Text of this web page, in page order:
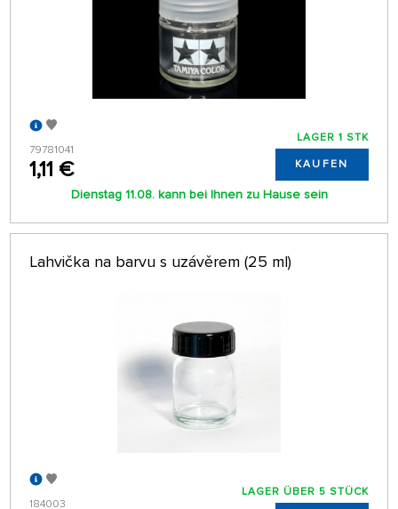
79781041
1,11 €
LAGER 1 STK
KAUFEN
Dienstag 11.08. kann bei Ihnen zu Hause sein
Lahvička na barvu s uzávěrem (25 ml)
184003
LAGER ÜBER 5 STÜCK